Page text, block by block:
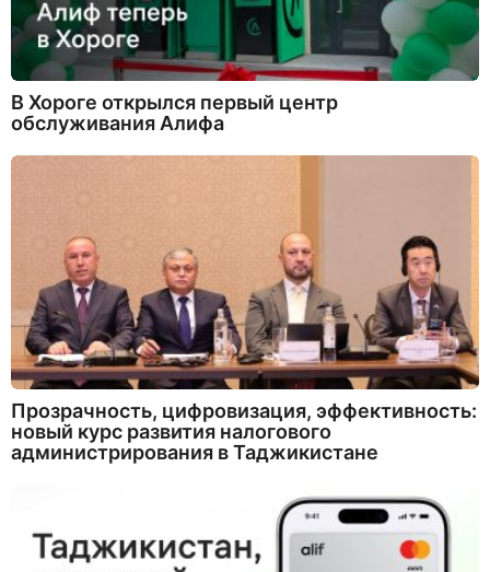
В Хороге открылся первый центр
обслуживания Алифа
Прозрачность, цифровизация, эффективность:
новый курс развития налогового
администрирования в Таджикистане